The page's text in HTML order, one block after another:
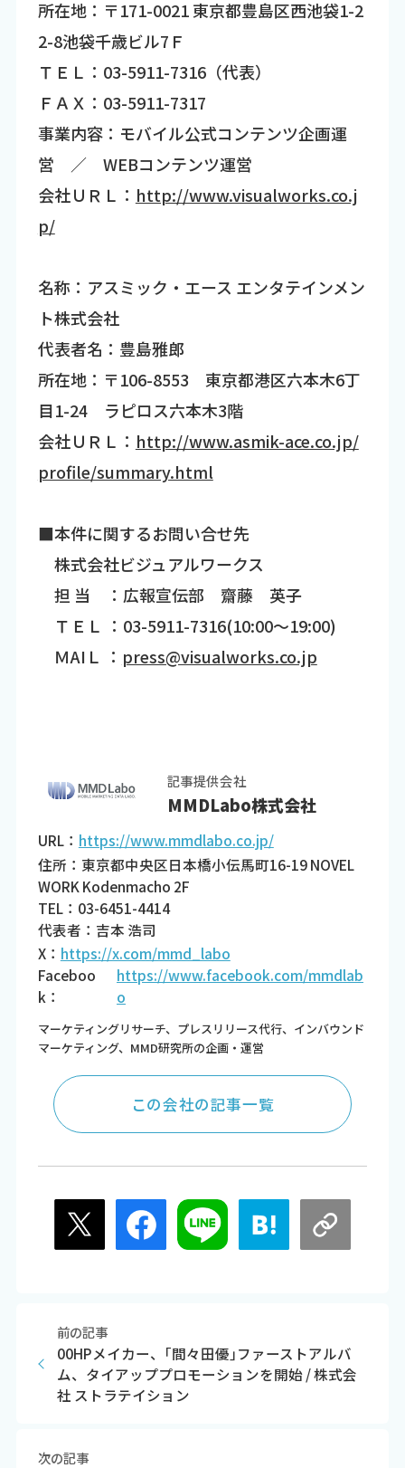
所在地：〒171-0021 東京都豊島区西池袋1-2
2-8池袋千歳ビル7Ｆ
ＴＥＬ：03-5911-7316（代表）
ＦＡＸ：03-5911-7317
事業内容：モバイル公式コンテンツ企画運
営 ／ WEBコンテンツ運営
会社ＵＲＬ： http://www.visualworks.co.j
p/
名称：アスミック・エース エンタテインメン
ト株式会社
代表者名：豊島雅郎
所在地：〒106-8553 東京都港区六本木6丁
目1-24 ラピロス六本木3階
会社ＵＲＬ： http://www.asmik-ace.co.jp/
profile/summary.html
■本件に関するお問い合せ先
株式会社ビジュアルワークス
担 当 ：広報宣伝部 齋藤 英子
ＴＥＬ ：03-5911-7316(10:00～19:00)
ＭAIＬ ： press@visualworks.co.jp
記事提供会社
MMDLabo株式会社
URL： https://www.mmdlabo.co.jp/
住所：東京都中央区日本橋小伝馬町16-19 NOVEL
WORK Kodenmacho 2F
TEL：03-6451-4414
代表者：吉本 浩司
X： https://x.com/mmd_labo
Faceboo
k：
https://www.facebook.com/mmdlab
o
マーケティングリサーチ、プレスリリース代行、インバウンド
マーケティング、MMD研究所の企画・運営
この会社の記事一覧
前の記事
00HPメイカー、｢間々田優｣ファーストアルバ
ム、タイアッププロモーションを開始 / 株式会
社 ストラテイション
次の記事